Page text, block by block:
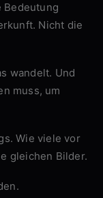
Nicht die
muss, um
gleichen Bilder.